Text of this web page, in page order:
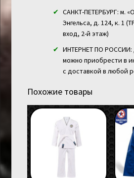
САНКТ-ПЕТЕРБУРГ: м.
Энгельса, д. 124, к. 1
вход, 2-й этаж)
ИНТЕРНЕТ ПО РОССИИ:
можно приобрести в
с доставкой в любой
Похожие товары